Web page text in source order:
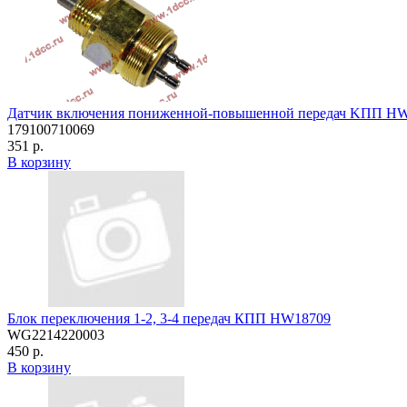
Датчик включения пониженной-повышенной передач KПП
179100710069
351 р.
В корзину
Блок переключения 1-2, 3-4 передач КПП HW18709
WG2214220003
450 р.
В корзину